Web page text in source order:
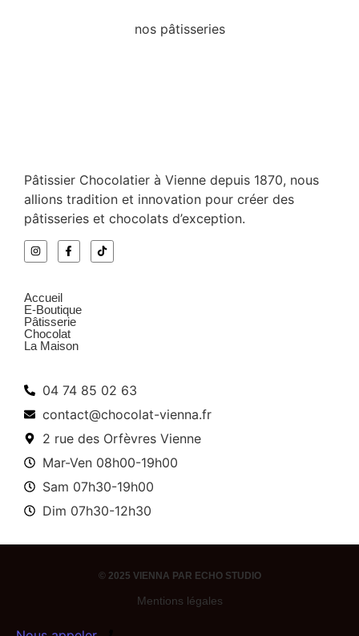
nos pâtisseries
Pâtissier Chocolatier à Vienne depuis 1870, nous
allions tradition et innovation pour créer des
pâtisseries et chocolats d’exception.
Accueil
E-Boutique
Pâtisserie
Chocolat
La Maison
04 74 85 02 63
contact@chocolat-vienna.fr
2 rue des Orfèvres Vienne
Mar-Ven 08h00-19h00
Sam 07h30-19h00
Dim 07h30-12h30
© 2025 VIENNA PAR ECHO STUDIO
Mentions légales